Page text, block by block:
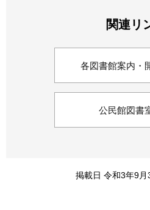
関連リ
各図書館案内・
公民館図書
掲載日 令和3年9月